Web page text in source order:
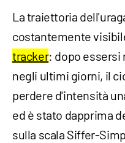
La traiettoria
costantemente
tracker: dopo essersi
negli ultimi giorni, il
perdere d'intensità
ed è stato dapprima
sulla scala Siffer-